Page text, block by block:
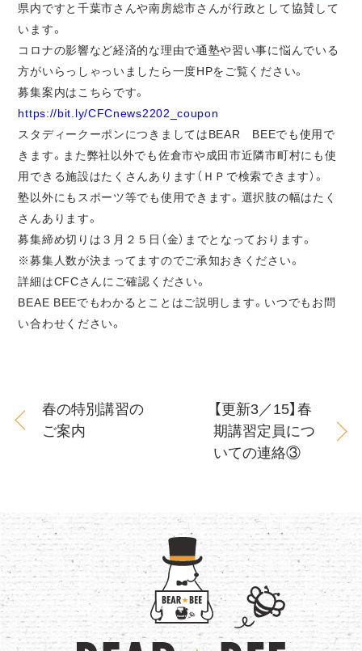
県内ですと千葉市さんや南房総市さんが行政として協賛して
います。
コロナの影響など経済的な理由で通塾や習い事に悩んでいる
方がいらっしゃっいましたら一度HPをご覧ください。
募集案内はこちらです。
https://bit.ly/CFCnews2202_coupon
スタディークーポンにつきましてはBEAR BEEでも使用で
きます。また弊社以外でも佐倉市や成田市近隣市町村にも使
用できる施設はたくさんあります（ＨＰで検索できます）。
塾以外にもスポーツ等でも使用できます。選択肢の幅はたく
さんあります。
募集締め切りは３月２５日（金）までとなっております。
※募集人数が決まってますのでご承知おきください。
詳細はCFCさんにご確認ください。
BEAE BEEでもわかるとことはご説明します。いつでもお問
い合わせください。
春の特別講習の
ご案内
【更新3／15】春
期講習定員につ
いての連絡③